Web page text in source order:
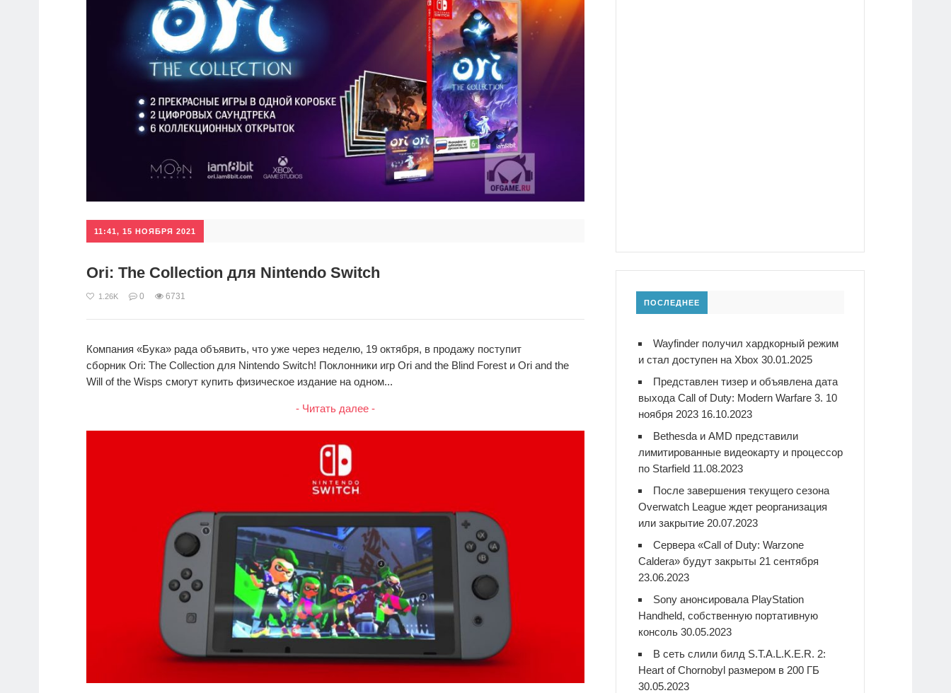
11:41, 15 НОЯБРЯ 2021
Ori: The Collection для Nintendo Switch
1.26K 0 6731
Компания «Бука» рада объявить, что уже через неделю, 19 октября, в продажу поступит
сборник Ori: The Collection для Nintendo Switch! Поклонники игр Ori and the Blind Forest и Ori and the
Will of the Wisps смогут купить физическое издание на одном...
- Читать далее -
ПОСЛЕДНЕЕ
Wayfinder получил хардкорный режим
и стал доступен на Xbox 30.01.2025
Представлен тизер и объявлена дата
выхода Call of Duty: Modern Warfare 3. 10
ноября 2023 16.10.2023
Bethesda и AMD представили
лимитированные видеокарту и процессор
по Starfield 11.08.2023
После завершения текущего сезона
Overwatch League ждет реорганизация
или закрытие 20.07.2023
Сервера «Call of Duty: Warzone
Caldera» будут закрыты 21 сентября
23.06.2023
Sony анонсировала PlayStation
Handheld, собственную портативную
консоль 30.05.2023
В сеть слили билд S.T.A.L.K.E.R. 2:
Heart of Chornobyl размером в 200 ГБ
30.05.2023